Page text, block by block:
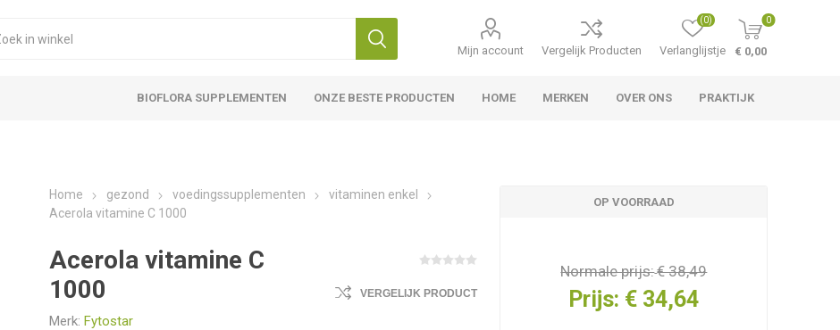
Mijn account Vergelijk Producten Verlanglijstje
(0) 0
€ 0,00
BIOFLORA SUPPLEMENTEN ONZE BESTE PRODUCTEN HOME MERKEN OVER ONS PRAKTIJK
Home gezond voedingssupplementen
vitaminen enkel
Acerola vitamine C 1000
Acerola vitamine C
1000
Merk: Fytostar
VERGELIJK PRODUCT
OP VOORRAAD
Normale prijs:€ 38,49
Prijs: € 34,64